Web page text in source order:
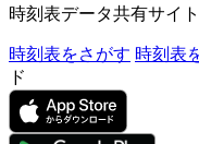
時刻表データ共有サイト
時刻表をさがす 時刻表
ド